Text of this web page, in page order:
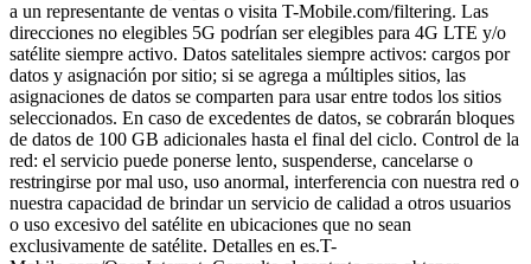
a un representante de ventas o visita T-Mobile.com/filtering. Las
direcciones no elegibles 5G podrían ser elegibles para 4G LTE y/o
satélite siempre activo. Datos satelitales siempre activos: cargos por
datos y asignación por sitio; si se agrega a múltiples sitios, las
asignaciones de datos se comparten para usar entre todos los sitios
seleccionados. En caso de excedentes de datos, se cobrarán bloques
de datos de 100 GB adicionales hasta el final del ciclo. Control de la
red: el servicio puede ponerse lento, suspenderse, cancelarse o
restringirse por mal uso, uso anormal, interferencia con nuestra red o
nuestra capacidad de brindar un servicio de calidad a otros usuarios
o uso excesivo del satélite en ubicaciones que no sean
exclusivamente de satélite. Detalles en es.T-